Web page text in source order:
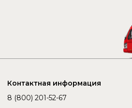
Контактная информация
8 (800) 201-52-67